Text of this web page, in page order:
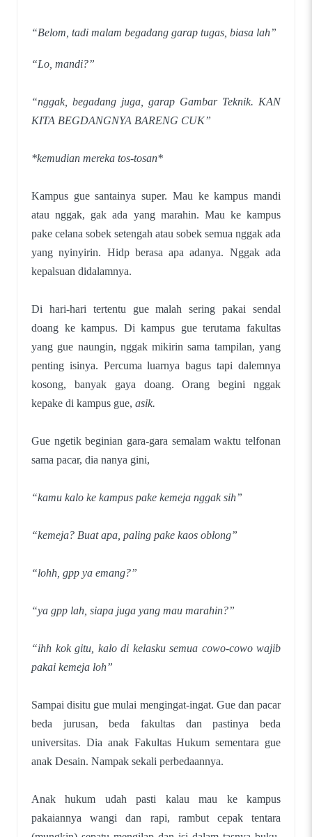
“Belom, tadi malam begadang garap tugas, biasa lah”
“Lo, mandi?”
“nggak, begadang juga, garap Gambar Teknik. KAN
KITA BEGDANGNYA BARENG CUK”
*kemudian mereka tos-tosan*
Kampus gue santainya super. Mau ke kampus mandi
atau nggak, gak ada yang marahin. Mau ke kampus
pake celana sobek setengah atau sobek semua nggak ada
yang nyinyirin. Hidp berasa apa adanya. Nggak ada
kepalsuan didalamnya.
Di hari-hari tertentu gue malah sering pakai sendal
doang ke kampus. Di kampus gue terutama fakultas
yang gue naungin, nggak mikirin sama tampilan, yang
penting isinya. Percuma luarnya bagus tapi dalemnya
kosong, banyak gaya doang. Orang begini nggak
kepake di kampus gue, asik.
Gue ngetik beginian gara-gara semalam waktu telfonan
sama pacar, dia nanya gini,
“kamu kalo ke kampus pake kemeja nggak sih”
“kemeja? Buat apa, paling pake kaos oblong”
“lohh, gpp ya emang?”
“ya gpp lah, siapa juga yang mau marahin?”
“ihh kok gitu, kalo di kelasku semua cowo-cowo wajib
pakai kemeja loh”
Sampai disitu gue mulai mengingat-ingat. Gue dan pacar
beda jurusan, beda fakultas dan pastinya beda
universitas. Dia anak Fakultas Hukum sementara gue
anak Desain. Nampak sekali perbedaannya.
Anak hukum udah pasti kalau mau ke kampus
pakaiannya wangi dan rapi, rambut cepak tentara